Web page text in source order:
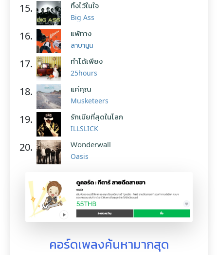
15. ทิ้งไว้ในใจ
Big Ass
16. แพ้ทาง
ลาบานูน
17. ทำได้เพียง
25hours
18. แค่คุณ
Musketeers
19. รักเมียที่สุดในโลก
ILLSLICK
20. Wonderwall
Oasis
คอร์ดเพลงค้นหามากสุด